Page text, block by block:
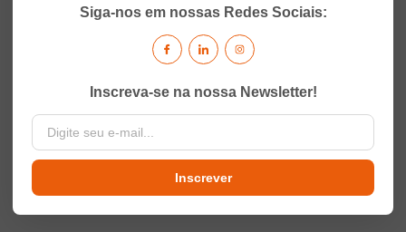
Siga-nos em nossas Redes Sociais:
Inscreva-se na nossa Newsletter!
Inscrever